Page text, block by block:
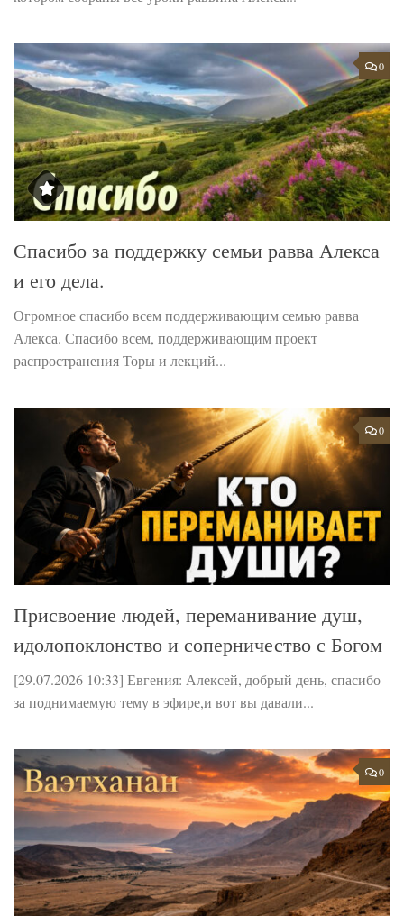
0
Спасибо за поддержку семьи равва Алекса
и его дела.
Огромное спасибо всем поддерживающим семью равва
Алекса. Спасибо всем, поддерживающим проект
распространения Торы и лекций...
0
Присвоение людей, переманивание душ,
идолопоклонство и соперничество с Богом
[29.07.2026 10:33] Евгения: Алексей, добрый день, спасибо
за поднимаемую тему в эфире,и вот вы давали...
0